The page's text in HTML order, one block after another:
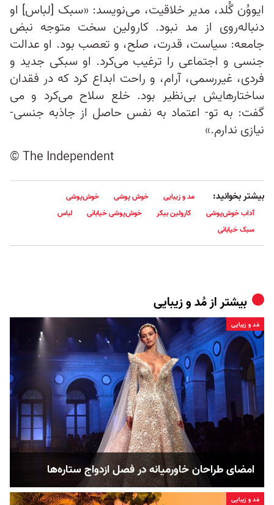
ایووُن گُلد، مدیر خلاقیت، می‌نویسد: «سبک [لباس] او
دنباله‌روی از مد نبود. کارولین سخت متوجه نبض
جامعه: سیاست، قدرت، صلح، و تعصب بود. او عدالت
جنسی و اجتماعی را ترغیب می‌کرد. او سبکی جدید و
فردی، غیررسمی، آرام، و راحت ابداع کرد که در فقدان
ساختارهایش بی‌نظیر بود. خلع سلاح می‌کرد و می
گفت: به تو- اعتماد به نفس حاصل از جاذبه جنسی-
نیازی ندارم.»
© The Independent
بیشتر بخوانید: مد و زیبایی خوش پوشی
خوش‌پوشی
آداب خوش‌پوشی
کارولین بیکر خوش‌پوشی خیابانی
لباس
سبک خیابانی
بیشتر ازمُد و زیبایی
مُد و زیبایی
امضای طراحان خاورمیانه در فصل ازدواج ستاره‌ها
مُد و زیبایی